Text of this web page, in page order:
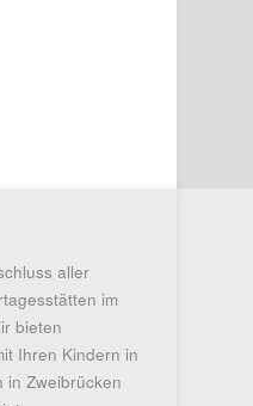
aller
im
bieten
Ihren Kindern in
in Zweibrücken